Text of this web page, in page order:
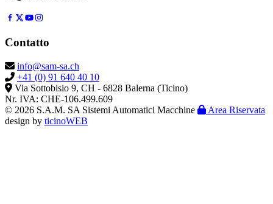
Contatto
info@sam-sa.ch
+41 (0) 91 640 40 10
Via Sottobisio 9, CH - 6828 Balerna (Ticino)
Nr. IVA: CHE-106.499.609
© 2026 S.A.M. SA Sistemi Automatici Macchine
Area Riservata
design by ticinoWEB